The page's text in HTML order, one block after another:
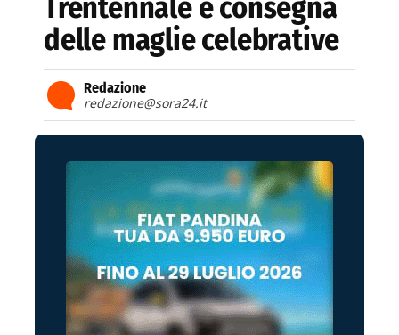
Trentennale e consegna
delle maglie celebrative
Redazione
redazione@sora24.it